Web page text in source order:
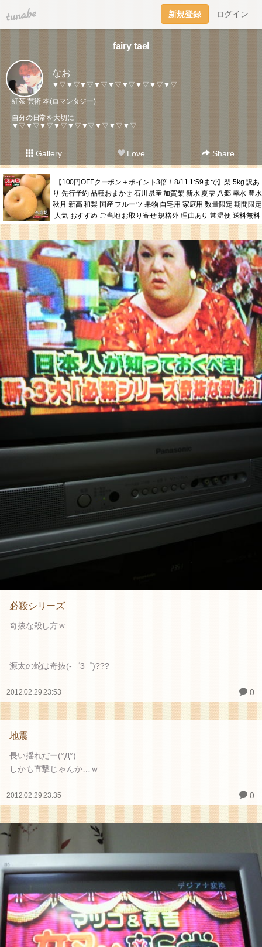
tuna.be 新規登録 ログイン
fairy tael
なお
▼▽▼▽▼▽▼▽▼▽▼▽▼▽▼▽▼▽
紅茶 芸術 本(ロマンタジー)
自分の日常を大切に
▼▽▼▽▼▽▼▽▼▽▼▽▼▽▼▽▼▽
Gallery Love Share
【100円OFFクーポン＋ポイント3倍！8/11 1:59まで】梨 5kg 訳あ
り 先行予約 品種おまかせ 石川県産 加賀梨 新水 夏雫 八郷 幸水 豊水
秋月 新高 和梨 国産 フルーツ 果物 自宅用 家庭用 数量限定 期間限定
人気 おすすめ ご当地 お取り寄せ 規格外 理由あり 常温便 送料無料
必殺シリーズ
奇抜な殺し方ｗ
源太の蛇は奇抜(-゜3゜)???
2012.02.29 23:53 0
地震
長い揺れだー(°Д°)
しかも直撃じゃんか…ｗ
2012.02.29 23:35 0